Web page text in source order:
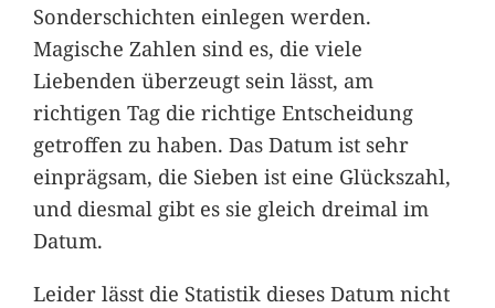
Sonderschichten einlegen werden.
Magische Zahlen sind es, die viele
Liebenden überzeugt sein lässt, am
richtigen Tag die richtige Entscheidung
getroffen zu haben. Das Datum ist sehr
einprägsam, die Sieben ist eine Glückszahl,
und diesmal gibt es sie gleich dreimal im
Datum.
Leider lässt die Statistik dieses Datum nicht